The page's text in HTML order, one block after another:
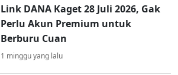
Link DANA Kaget 28 Juli 2026, Gak
Perlu Akun Premium untuk
Berburu Cuan
1 minggu yang lalu